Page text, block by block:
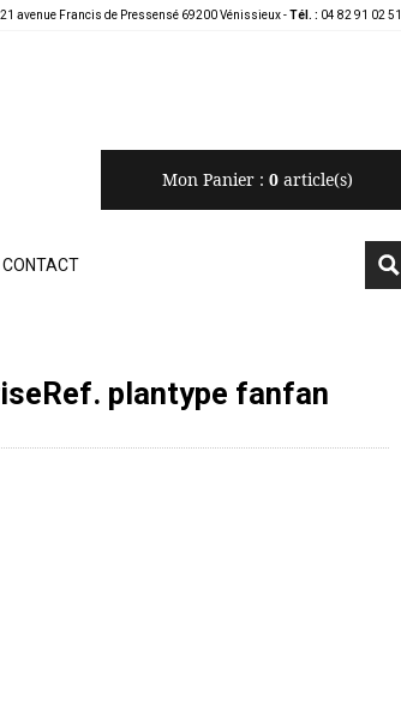
avenue Francis de Pressensé 69200 Vénissieux -Tél. : 04 82 91 02 51
CONTACT
Mon Panier : 0article(s)
Ref. plantype fanfan